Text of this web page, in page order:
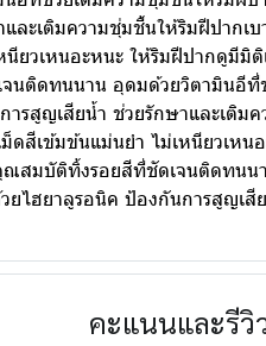
ะเติมความชุ่มชื้นให้ริมฝีปาก
ยวเหนอะหนะ ให้ริมฝีปากดูมี
นติดทนนาน อุดมด้วยวิตามินอี
สูญเสียน้ำ ช่วยรักษาและเติม
เข้มข้นแม่นยำ ไม่เหนียวเห
สมบัติทิ้งรอยสีที่ชัดเจนติดทน
ไฮยาลูรอนิค ป้องกันการสูญเ
คะแนนและรีวิ